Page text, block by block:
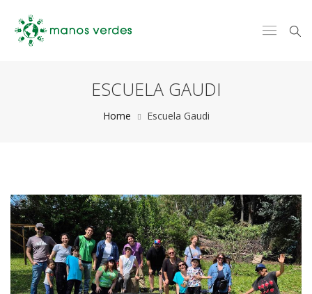
ESCUELA GAUDI
Home Escuela Gaudi